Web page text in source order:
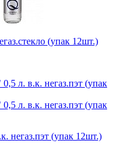
(упак 12шт.)
негаз.пэт (упак 12шт.)